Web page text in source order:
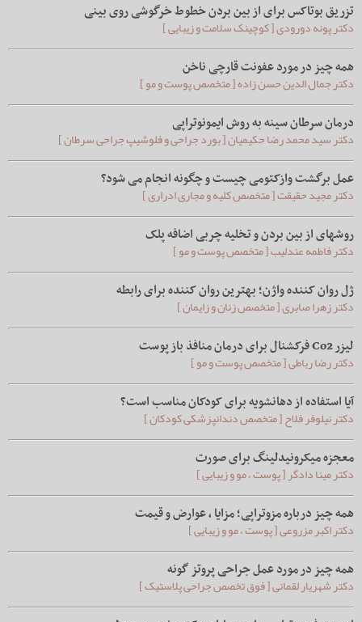
تزریق بوتاکس برای از بین بردن خطوط خرگوشی روی بینی
دکتر پونه دورودی [ کوچینک سلامت و زیبایی ]
همه چیز در مورد عفونت قارچی ناخن
دکتر جمال الدین حسن زاده [ متخصص پوست و مو ]
درمان سرطان سینه به روش ایمونوتراپی
دکتر سید محمد رضا حکیمیان [ بورد جراحی و فلوشیپ جراحی سرطان ]
عمل برگشت وازکتومی چیست و چگونه انجام می شود؟
دکتر مجید حقیقت [ متخصص کلیه و مجاری ادراری ]
روشهای از بین بردن و تخلیه چربی اضافه پلک
دکتر فاطمه عندلیب [ متخصص پوست و مو ]
ژل روان کننده واژن؛ بهترین روان کننده برای رابطه
دکتر زهرا صابری [ متخصص زنان و زایمان ]
لیزر Co2 فرکشنال برای درمان منافذ باز پوست
دکتر رضا رباطی [ متخصص پوست و مو ]
آیا استفاده از دهانشویه برای کودکان مناسب است؟
دکتر نیلوفر فلاح [ متخصص دندانپزشکی کودکان ]
معجزه میکرونیدلینگ برای صورت
دکتر مینا دادگر [ پوست ، مو و زیبایی ]
همه چیز درباره مزوتراپی؛ مزایا ، عوارض و قیمت
دکتر اکبر مزروعی [ پوست ، مو و زیبایی ]
همه چیز در مورد عمل جراحی پروتز گونه
دکتر شهریار لقمانی [ فوق تخصص جراحی پلاستیک ]